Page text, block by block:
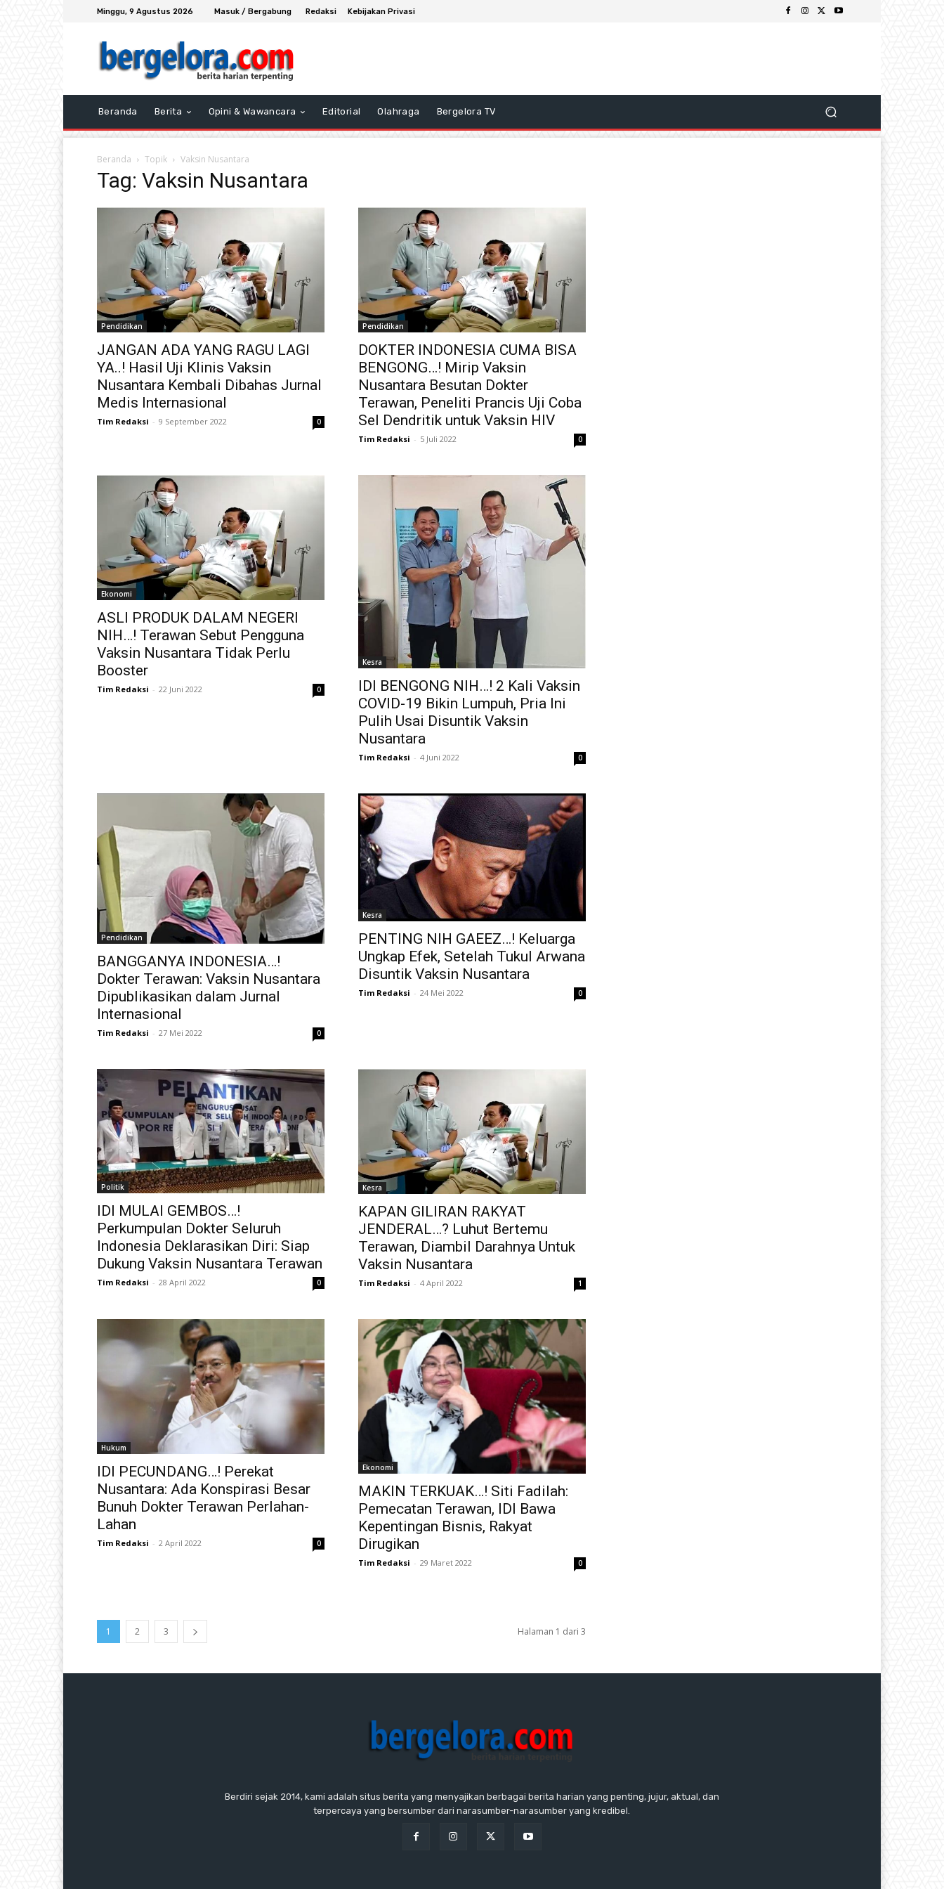
Minggu, 9 Agustus 2026 Masuk / Bergabung Redaksi Kebijakan Privasi
Beranda Berita Opini & Wawancara Editorial Olahraga Bergelora TV
Beranda Topik Vaksin Nusantara
Tag: Vaksin Nusantara
Pendidikan
JANGAN ADA YANG RAGU LAGI
YA..! Hasil Uji Klinis Vaksin
Nusantara Kembali Dibahas Jurnal
Medis Internasional
Tim Redaksi - 9 September 2022 0
Pendidikan
DOKTER INDONESIA CUMA BISA
BENGONG…! Mirip Vaksin
Nusantara Besutan Dokter
Terawan, Peneliti Prancis Uji Coba
Sel Dendritik untuk Vaksin HIV
Tim Redaksi - 5 Juli 2022 0
Ekonomi
ASLI PRODUK DALAM NEGERI
NIH…! Terawan Sebut Pengguna
Vaksin Nusantara Tidak Perlu
Booster
Tim Redaksi - 22 Juni 2022 0
Kesra
IDI BENGONG NIH…! 2 Kali Vaksin
COVID-19 Bikin Lumpuh, Pria Ini
Pulih Usai Disuntik Vaksin
Nusantara
Tim Redaksi - 4 Juni 2022 0
Pendidikan
BANGGANYA INDONESIA…!
Dokter Terawan: Vaksin Nusantara
Dipublikasikan dalam Jurnal
Internasional
Tim Redaksi - 27 Mei 2022 0
Kesra
PENTING NIH GAEEZ…! Keluarga
Ungkap Efek, Setelah Tukul Arwana
Disuntik Vaksin Nusantara
Tim Redaksi - 24 Mei 2022 0
Politik
IDI MULAI GEMBOS…!
Perkumpulan Dokter Seluruh
Indonesia Deklarasikan Diri: Siap
Dukung Vaksin Nusantara Terawan
Tim Redaksi - 28 April 2022 0
Kesra
KAPAN GILIRAN RAKYAT
JENDERAL…? Luhut Bertemu
Terawan, Diambil Darahnya Untuk
Vaksin Nusantara
Tim Redaksi - 4 April 2022 1
Hukum
IDI PECUNDANG…! Perekat
Nusantara: Ada Konspirasi Besar
Bunuh Dokter Terawan Perlahan-
Lahan
Tim Redaksi - 2 April 2022 0
Ekonomi
MAKIN TERKUAK…! Siti Fadilah:
Pemecatan Terawan, IDI Bawa
Kepentingan Bisnis, Rakyat
Dirugikan
Tim Redaksi - 29 Maret 2022 0
1 2 3 Halaman 1 dari 3
Berdiri sejak 2014, kami adalah situs berita yang menyajikan berbagai berita harian yang penting, jujur, aktual, dan
terpercaya yang bersumber dari narasumber-narasumber yang kredibel.